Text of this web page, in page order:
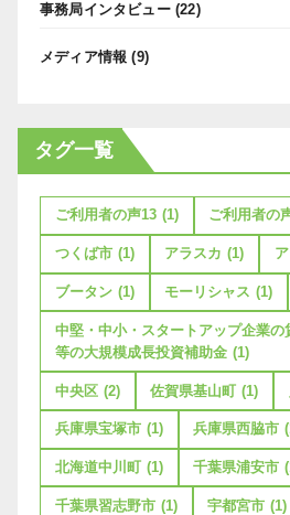
事務局インタビュー(22)
メディア情報 (9)
タグ一覧
ご利用者の声13 (1) ご利用者の
つくば市 (1) アラスカ (1)
ブータン (1) モーリシャス (1)
中堅・中小・スタートアップ企業
等の大規模成長投資補助金 (1)
中央区 (2) 佐賀県基山町 (1)
兵庫県宝塚市 (1) 兵庫県西脇市
北海道中川町 (1) 千葉県浦安市
千葉県習志野市 (1) 宇都宮市 (1)